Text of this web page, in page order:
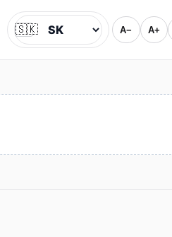
Jazyk
🇸🇰 A− A+